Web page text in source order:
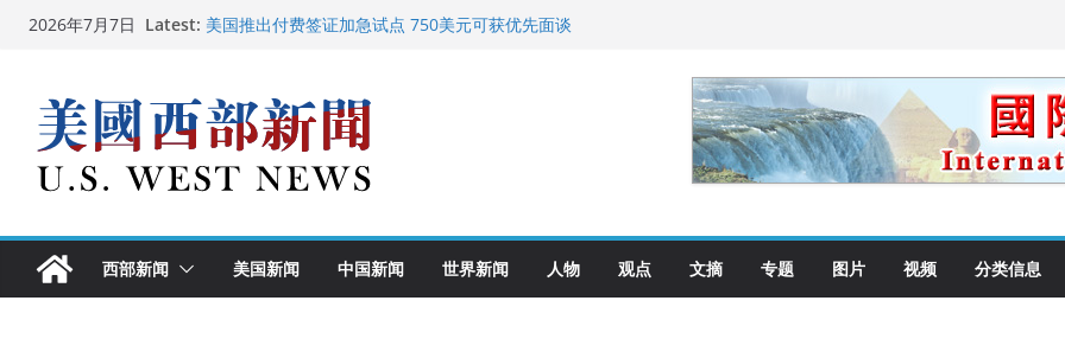
Skip2026年7月7日 Latest: 美国推出付费签证加急试点 750美元可获优先面谈
中国驻美国大使谢锋邀请美国老教师罗纳德·萨科尔斯基再次访华
广州市沉香协会会长周天明：让沉香有序走向世界
西部新闻 美国新闻 中国新闻 世界新闻 人物 观点 文摘 专题 图片 视频 分类信息